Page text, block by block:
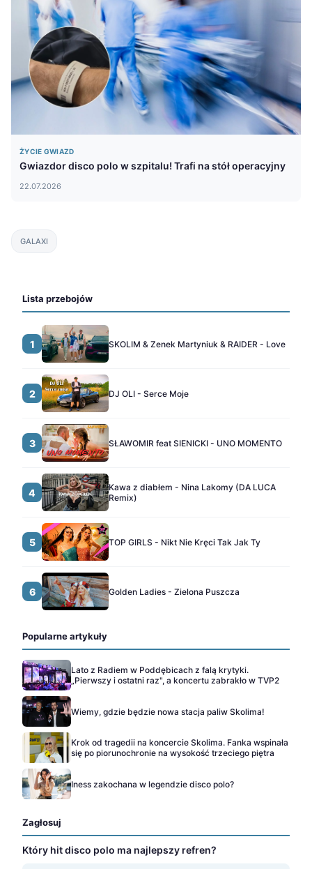
ŻYCIE GWIAZD
Gwiazdor disco polo w szpitalu! Trafi na stół operacyjny
22.07.2026
GALAXI
Lista przebojów
1 SKOLIM & Zenek Martyniuk & RAIDER - Love
2 DJ OLI - Serce Moje
3 SŁAWOMIR feat SIENICKI - UNO MOMENTO
4
Kawa z diabłem - Nina Lakomy (DA LUCA
Remix)
5 TOP GIRLS - Nikt Nie Kręci Tak Jak Ty
6 Golden Ladies - Zielona Puszcza
Popularne artykuły
Lato z Radiem w Poddębicach z falą krytyki.
„Pierwszy i ostatni raz", a koncertu zabrakło w TVP2
Wiemy, gdzie będzie nowa stacja paliw Skolima!
Krok od tragedii na koncercie Skolima. Fanka wspinała
się po piorunochronie na wysokość trzeciego piętra
Iness zakochana w legendzie disco polo?
Zagłosuj
Który hit disco polo ma najlepszy refren?